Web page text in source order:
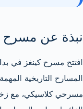
نبذة عن مسرح
افتتح مسرح كينغز في
المسارح التاريخية
مسرحي كلاسيكي، مع